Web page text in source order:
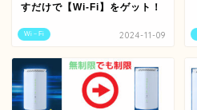
Wi－Fi
すだけで【Wi-Fi】をゲット！
2024-11-09